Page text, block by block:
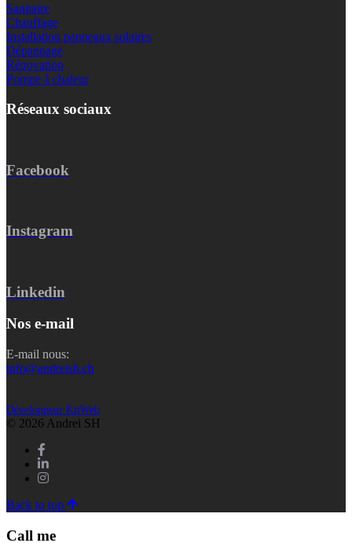
Sanitaire
Chauffage
Installation panneaux solaires
Dépannage
Rénovation
Pompe à chaleur
Réseaux sociaux
Facebook
Instagram
Linkedin
Nos e-mail
E-mail nous:
info@andreish.ch
Développeur KitWeb
© 2026 Andrei SH
Back to top
Call me